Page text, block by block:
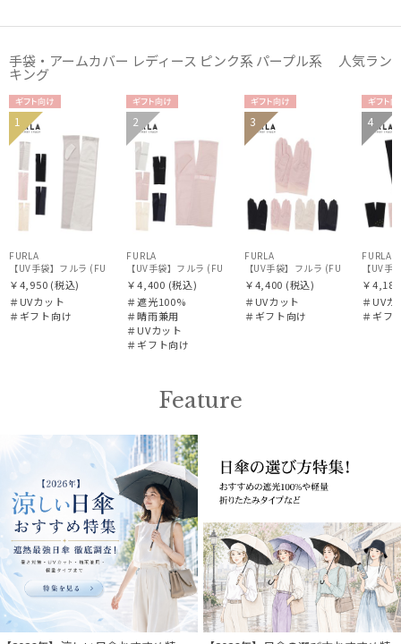
手袋・アームカバー レディース ピンク系 パープル系 人気ラン
キング
ギフト
向け
WOME
N
1
FURLA
【UV手袋】フルラ (FURLA) ロング ＵＶ手袋 リボン 指無し
￥4,950 (税込)
＃UVカット
＃ギフト向け
ギフト
向け
WOME
N
2
FURLA
【UV手袋】フルラ (FURLA) ミディアム ＵＶ手袋 リボン 指無し
￥4,400 (税込)
＃遮光100%
＃晴雨兼用
＃UVカット
＃ギフト向け
ギフト
向け
WOME
N
3
FURLA
【UV手袋】フルラ (FURLA) ショ
￥4,400 (税込)
＃UVカット
＃ギフト向け
ギフト
向け
N
4
FURLA
【UV
￥4,180
＃UVカ
＃ギフ
Feature